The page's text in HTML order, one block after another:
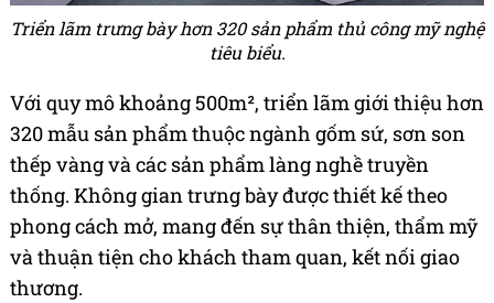
Triển lãm trưng bày hơn 320 sản phẩm thủ công mỹ nghệ
tiêu biểu.
Với quy mô khoảng 500m², triển lãm giới thiệu hơn
320 mẫu sản phẩm thuộc ngành gốm sứ, sơn son
thếp vàng và các sản phẩm làng nghề truyền
thống. Không gian trưng bày được thiết kế theo
phong cách mở, mang đến sự thân thiện, thẩm mỹ
và thuận tiện cho khách tham quan, kết nối giao
thương.